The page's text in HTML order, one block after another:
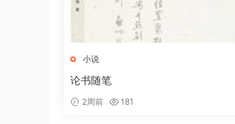
小说
论书随笔
2周前 181